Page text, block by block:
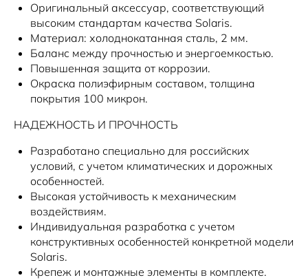
Оригинальный аксессуар, соответствующий
высоким стандартам качества Solaris.
Материал: холоднокатанная сталь, 2 мм.
Баланс между прочностью и энергоемкостью.
Повышенная защита от коррозии.
Окраска полиэфирным составом, толщина
покрытия 100 микрон.
НАДЕЖНОСТЬ И ПРОЧНОСТЬ
Разработано специально для российских
условий, с учетом климатических и дорожных
особенностей.
Высокая устойчивость к механическим
воздействиям.
Индивидуальная разработка с учетом
конструктивных особенностей конкретной модели
Solaris.
Крепеж и монтажные элементы в комплекте.